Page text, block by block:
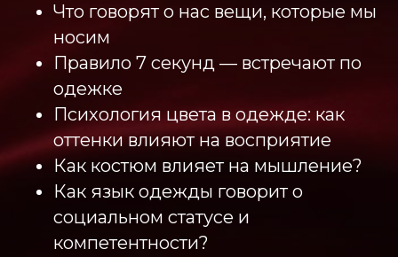
Что говорят о нас вещи, которые мы
носим
Правило 7 секунд — встречают по
одежке
Психология цвета в одежде: как
оттенки влияют на восприятие
Как костюм влияет на мышление?
Как язык одежды говорит о
социальном статусе и
компетентности?